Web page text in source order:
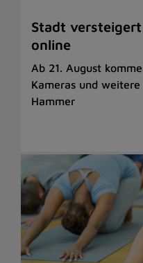
Stadt
online
Ab 21. August
Kameras und
Hammer